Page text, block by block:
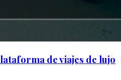
de viajes de lujo